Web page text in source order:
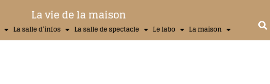
La vie de la maison
La salle d’infos La salle de spectacle Le labo La maison